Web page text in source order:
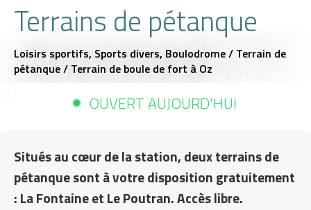
Terrains de pétanque
Loisirs sportifs, Sports divers, Boulodrome / Terrain de
pétanque / Terrain de boule de fort à Oz
OUVERT AUJOURD'HUI
Situés au cœur de la station, deux terrains de
pétanque sont à votre disposition gratuitement
: La Fontaine et Le Poutran. Accès libre.